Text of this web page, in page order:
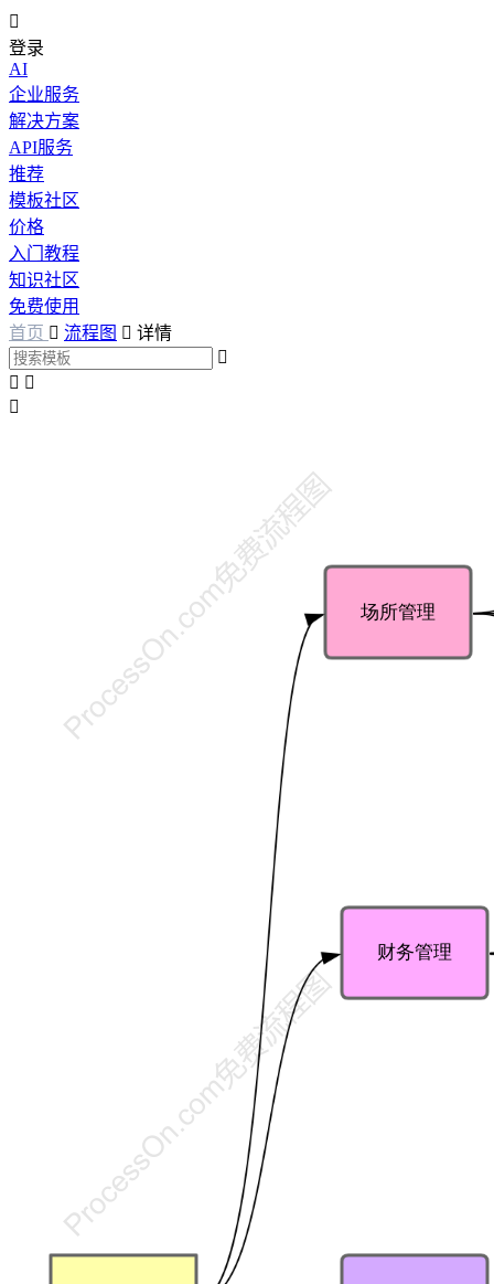

登录
AI
企业服务
解决方案
API服务
推荐
模板社区
价格
入门教程
知识社区
免费使用
首页  流程图  详情

 
